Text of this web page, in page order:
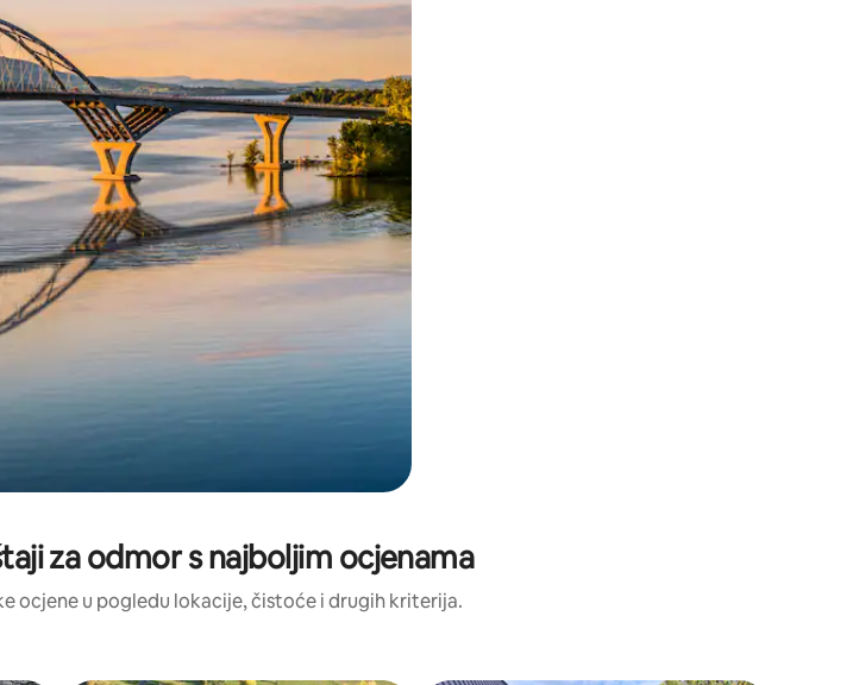
gore i prema dolje, kao i dodirom ili prelaskom prstom po zaslonu.
za odmor s najboljim ocjenama
ocjene u pogledu lokacije, čistoće i drugih kriterija.